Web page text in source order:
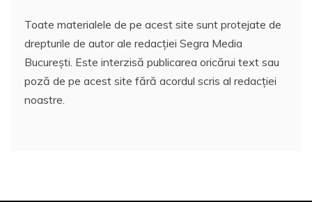
Toate materialele de pe acest site sunt protejate de
drepturile de autor ale redacției Segra Media
București. Este interzisă publicarea oricărui text sau
poză de pe acest site fără acordul scris al redacției
noastre.